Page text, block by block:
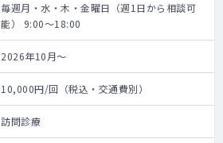
毎週月・水・木・金曜日（週1日から相談可
能） 9:00～18:00
2026年10月～
10,000円/回（税込・交通費別）
訪問診療